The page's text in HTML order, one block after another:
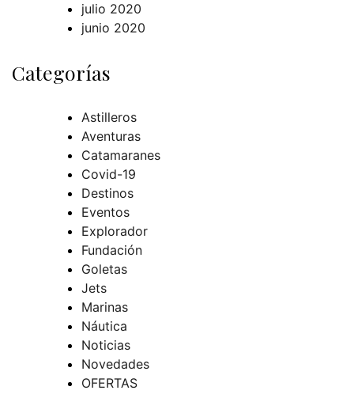
julio 2020
junio 2020
Categorías
Astilleros
Aventuras
Catamaranes
Covid-19
Destinos
Eventos
Explorador
Fundación
Goletas
Jets
Marinas
Náutica
Noticias
Novedades
OFERTAS